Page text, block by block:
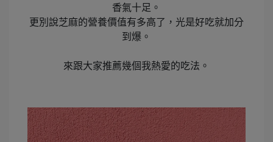
香氣十足。
更別說芝麻的營養價值有多高了，光是好吃就加分
到爆。
來跟大家推薦幾個我熱愛的吃法。